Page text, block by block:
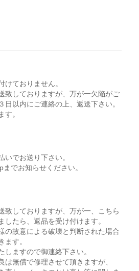
けておりません。
致しておりますが、万が一欠陥がご
日以内にご連絡の上、返送下さい。
す。
いでお送り下さい。
でお知らせください。
致しておりますが、万が一、こちら
たら、返品を受け付けます。
の故意による破壊と判断された場合
ます。
ますので御連絡下さい。
は無償で修理させて頂きますが、